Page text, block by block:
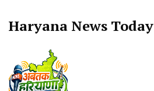
Haryana News Today